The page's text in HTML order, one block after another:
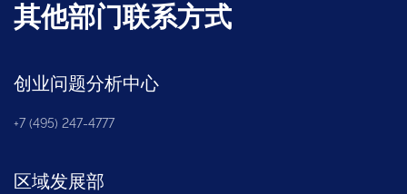
其他部门联系方式
创业问题分析中心
+7 (495) 247-4777
区域发展部